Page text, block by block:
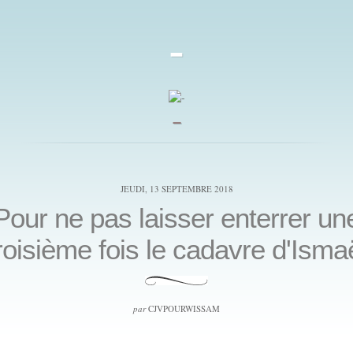
-
_
JEUDI, 13 SEPTEMBRE 2018
ne pas laisser enterrer
fois le cadavre
parCJVPOURWISSAM